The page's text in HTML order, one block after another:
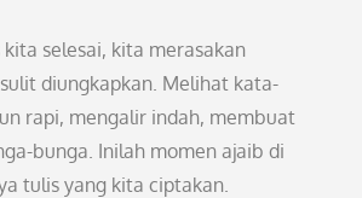
selesai, kita merasakan
diungkapkan. Melihat kata-
rapi, mengalir indah, membuat
bunga. Inilah momen ajaib di
tulis yang kita ciptakan.